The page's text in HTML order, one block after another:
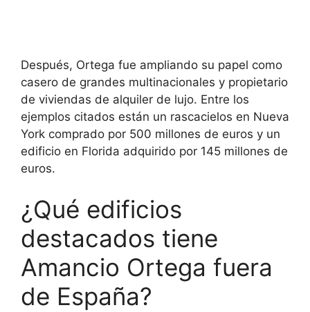
Después, Ortega fue ampliando su papel como
casero de grandes multinacionales y propietario
de viviendas de alquiler de lujo. Entre los
ejemplos citados están un rascacielos en Nueva
York comprado por 500 millones de euros y un
edificio en Florida adquirido por 145 millones de
euros.
¿Qué edificios
destacados tiene
Amancio Ortega fuera
de España?